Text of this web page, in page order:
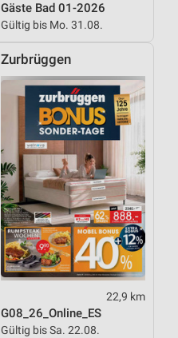
Gäste Bad 01-2026
Gültig bis Mo. 31.08.
Zurbrüggen
22,9 km
G08_26_Online_ES
Gültig bis Sa. 22.08.